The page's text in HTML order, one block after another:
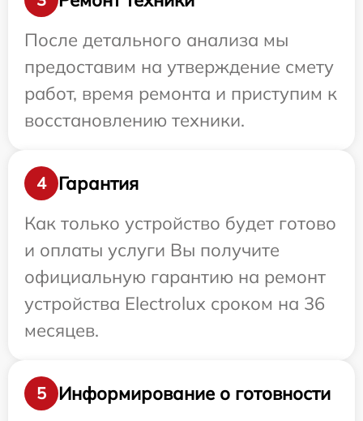
После детального анализа мы
предоставим на утверждение смету
работ, время ремонта и приступим к
восстановлению техники.
4
Гарантия
Как только устройство будет готово
и оплаты услуги Вы получите
официальную гарантию на ремонт
устройства Electrolux сроком на 36
месяцев.
5
Информирование о готовности